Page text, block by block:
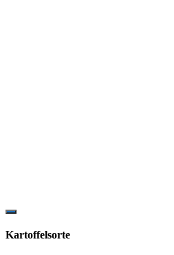
Show
Content
Kartoffelsorte